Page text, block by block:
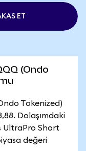
ET
(Ondo
Tokenized)
Dolaşımdaki
UltraPro Short
değeri